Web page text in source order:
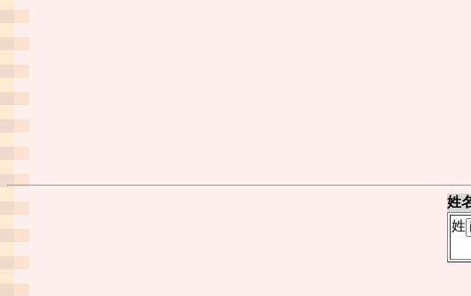
姓
姓